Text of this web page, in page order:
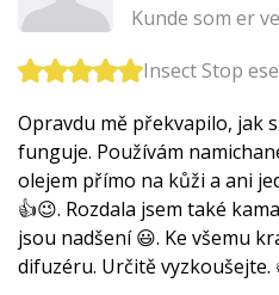
Kunde som er
Insect Stop
Opravdu mě překvapilo, jak
funguje. Používám
olejem přímo na kůži a ani
👍😉. Rozdala jsem také
jsou nadšení 😃. Ke všemu
difuzéru. Určitě vyzkoušejte.